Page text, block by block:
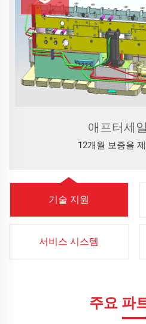
애프터세
12개월 보증을
기술 지원
서비스 시스템
주요 파